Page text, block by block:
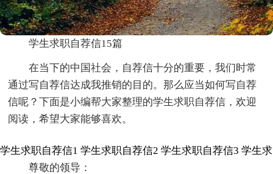
学生求职自荐信15篇
在当下的中国社会，自荐信十分的重要，我们时常
通过写自荐信达成我推销的目的。那么应当如何写自荐
信呢？下面是小编帮大家整理的学生求职自荐信，欢迎
阅读，希望大家能够喜欢。
学生求职自荐信1
尊敬的领导：
学生求职自荐信2 学生求职自荐信3 学生求